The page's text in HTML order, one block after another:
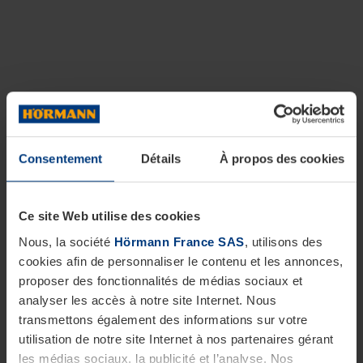
Consentement Détails À propos des cookies
Ce site Web utilise des cookies
Nous, la société Hörmann France SAS, utilisons des
cookies afin de personnaliser le contenu et les annonces,
proposer des fonctionnalités de médias sociaux et
analyser les accès à notre site Internet. Nous
transmettons également des informations sur votre
utilisation de notre site Internet à nos partenaires gérant
les médias sociaux, la publicité et l’analyse. Nos